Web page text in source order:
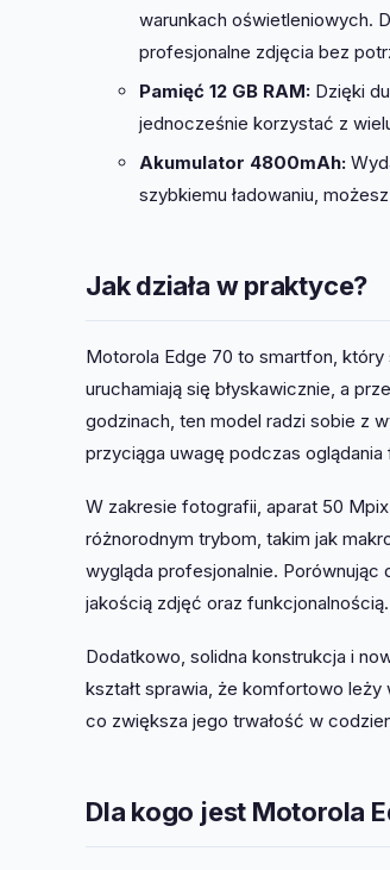
warunkach oświetleniowych.
profesjonalne zdjęcia bez
Pamięć 12 GB RAM: Dzięki
jednocześnie korzystać z
Akumulator 4800mAh:
szybkiemu ładowaniu,
Jak działa w praktyce?
Motorola Edge 70 to smartfon,
uruchamiają się błyskawicznie, a
godzinach, ten model radzi sobie z
przyciąga uwagę podczas oglądania
W zakresie fotografii, aparat 50
różnorodnym trybom, takim jak
wygląda profesjonalnie.
jakością zdjęć oraz funkcjonalnością.
Dodatkowo, solidna konstrukcja i
kształt sprawia, że komfortowo leży
co zwiększa jego trwałość w
Dla kogo jest Motorola